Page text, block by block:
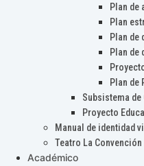
Plan de
Plan
Plan de
Plan de
Plan de
Subsistema de
Proyecto
Manual de identidad
Teatro La Convención
Académico